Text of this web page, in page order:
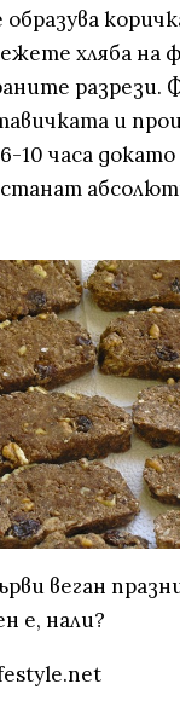
хляба на
разрези.
и
10 часа
веган
е, нали?